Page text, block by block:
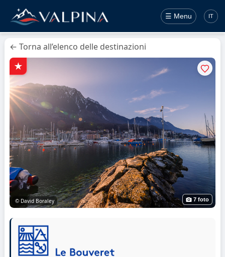
☰ Menu IT
← Torna all’elenco delle destinazioni
© David Boraley 7 foto